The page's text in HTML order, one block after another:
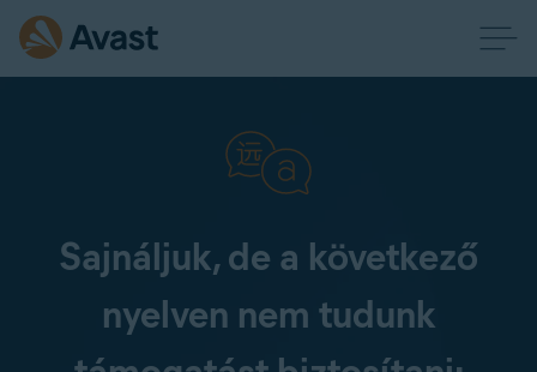
Sajnáljuk, de a következő
nyelven nem tudunk